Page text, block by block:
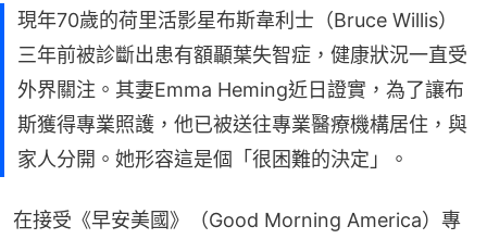
現年70歲的荷里活影星布斯韋利士（Bruce Willis）
三年前被診斷出患有額顳葉失智症，健康狀況一直受
外界關注。其妻Emma Heming近日證實，為了讓布
斯獲得專業照護，他已被送往專業醫療機構居住，與
家人分開。她形容這是個「很困難的決定」。
在接受《早安美國》（Good Morning America）專